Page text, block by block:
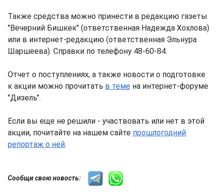
Также средства можно принести в редакцию газеты
"Вечерний Бишкек" (ответственная Надежда Хохлова)
или в интернет-редакцию (ответственная Эльнура
Шаршеева). Справки по телефону 48-60-84.
Отчет о поступлениях, а также новости о подготовке
к акции можно прочитать в теме на интернет-форуме
"Дизель".
Если вы еще не решили - участвовать или нет в этой
акции, почитайте на нашем сайте прошлогодний
репортаж о ней.
Сообщи свою новость: